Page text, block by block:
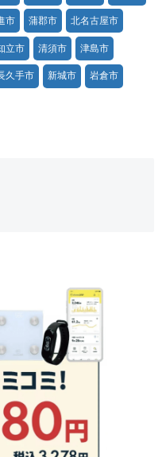
市 蒲郡市 北名古屋市
立市 清須市 津島市
久手市 新城市 岩倉市